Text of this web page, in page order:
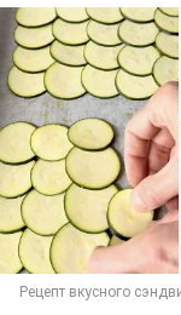
Рецепт вкусного